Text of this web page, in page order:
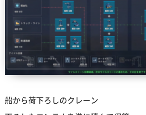
船から荷下ろしのクレーン